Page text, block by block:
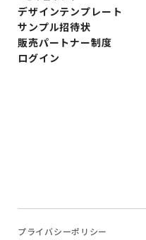
デザインテンプレート
サンプル招待状
販売パートナー制度
ログイン
プライバシーポリシー